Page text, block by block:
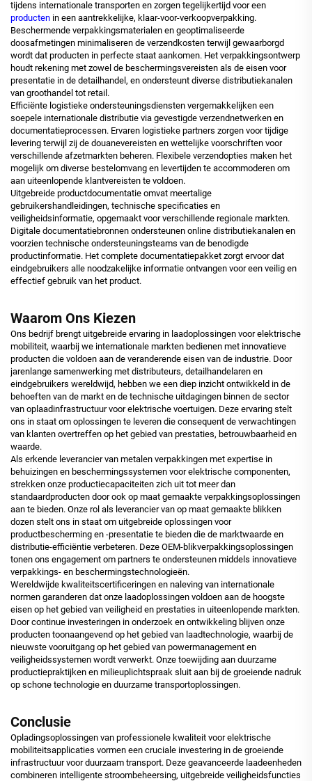
tijdens internationale transporten en zorgen tegelijkertijd voor een
producten in een aantrekkelijke, klaar-voor-verkoopverpakking.
Beschermende verpakkingsmaterialen en geoptimaliseerde
doosafmetingen minimaliseren de verzendkosten terwijl gewaarborgd
wordt dat producten in perfecte staat aankomen. Het verpakkingsontwerp
houdt rekening met zowel de beschermingsvereisten als de eisen voor
presentatie in de detailhandel, en ondersteunt diverse distributiekanalen
van groothandel tot retail.
Efficiënte logistieke ondersteuningsdiensten vergemakkelijken een
soepele internationale distributie via gevestigde verzendnetwerken en
documentatieprocessen. Ervaren logistieke partners zorgen voor tijdige
levering terwijl zij de douanevereisten en wettelijke voorschriften voor
verschillende afzetmarkten beheren. Flexibele verzendopties maken het
mogelijk om diverse bestelomvang en levertijden te accommoderen om
aan uiteenlopende klantvereisten te voldoen.
Uitgebreide productdocumentatie omvat meertalige
gebruikershandleidingen, technische specificaties en
veiligheidsinformatie, opgemaakt voor verschillende regionale markten.
Digitale documentatiebronnen ondersteunen online distributiekanalen en
voorzien technische ondersteuningsteams van de benodigde
productinformatie. Het complete documentatiepakket zorgt ervoor dat
eindgebruikers alle noodzakelijke informatie ontvangen voor een veilig en
effectief gebruik van het product.
Waarom Ons Kiezen
Ons bedrijf brengt uitgebreide ervaring in laadoplossingen voor elektrische
mobiliteit, waarbij we internationale markten bedienen met innovatieve
producten die voldoen aan de veranderende eisen van de industrie. Door
jarenlange samenwerking met distributeurs, detailhandelaren en
eindgebruikers wereldwijd, hebben we een diep inzicht ontwikkeld in de
behoeften van de markt en de technische uitdagingen binnen de sector
van oplaadinfrastructuur voor elektrische voertuigen. Deze ervaring stelt
ons in staat om oplossingen te leveren die consequent de verwachtingen
van klanten overtreffen op het gebied van prestaties, betrouwbaarheid en
waarde.
Als erkende leverancier van metalen verpakkingen met expertise in
behuizingen en beschermingssystemen voor elektrische componenten,
strekken onze productiecapaciteiten zich uit tot meer dan
standaardproducten door ook op maat gemaakte verpakkingsoplossingen
aan te bieden. Onze rol als leverancier van op maat gemaakte blikken
dozen stelt ons in staat om uitgebreide oplossingen voor
productbescherming en -presentatie te bieden die de marktwaarde en
distributie-efficiëntie verbeteren. Deze OEM-blikverpakkingsoplossingen
tonen ons engagement om partners te ondersteunen middels innovatieve
verpakkings- en beschermingstechnologieën.
Wereldwijde kwaliteitscertificeringen en naleving van internationale
normen garanderen dat onze laadoplossingen voldoen aan de hoogste
eisen op het gebied van veiligheid en prestaties in uiteenlopende markten.
Door continue investeringen in onderzoek en ontwikkeling blijven onze
producten toonaangevend op het gebied van laadtechnologie, waarbij de
nieuwste vooruitgang op het gebied van powermanagement en
veiligheidssystemen wordt verwerkt. Onze toewijding aan duurzame
productiepraktijken en milieuplichtspraak sluit aan bij de groeiende nadruk
op schone technologie en duurzame transportoplossingen.
Conclusie
Opladingsoplossingen van professionele kwaliteit voor elektrische
mobiliteitsapplicaties vormen een cruciale investering in de groeiende
infrastructuur voor duurzaam transport. Deze geavanceerde laadeenheden
combineren intelligente stroombeheersing, uitgebreide veiligheidsfuncties